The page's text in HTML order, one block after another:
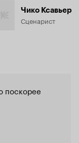
Чико Ксавьер
Сценарист
поскорее